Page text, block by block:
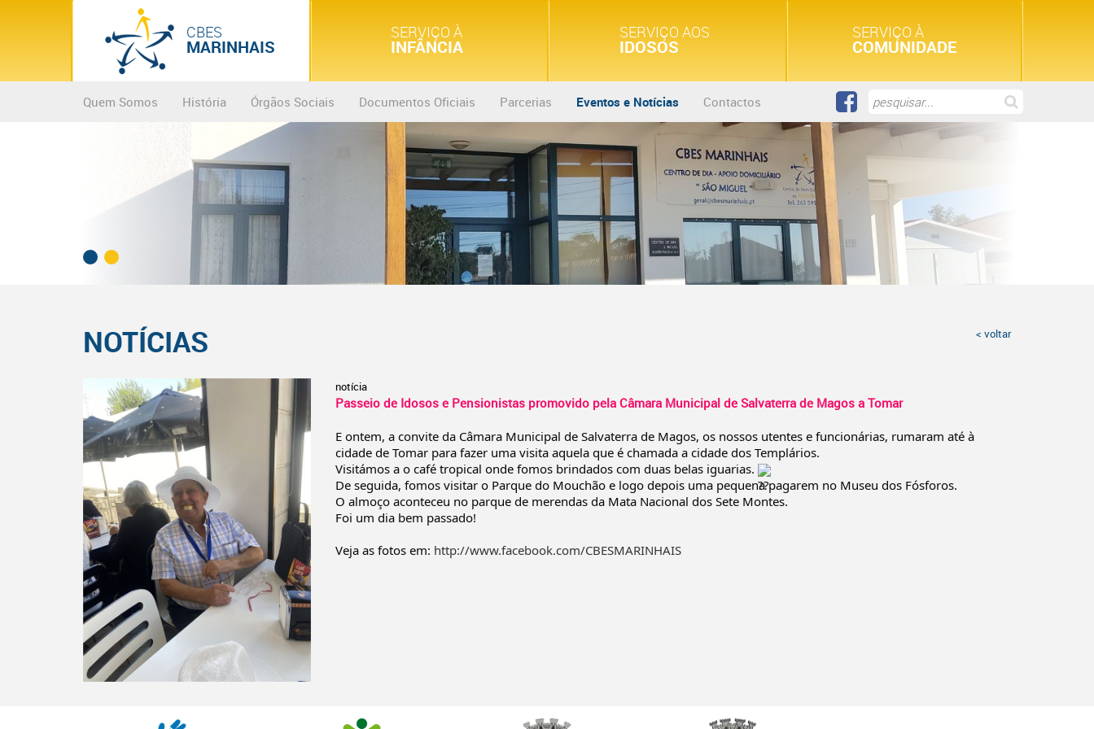
CBES
MARINHAIS
SERVIÇO À
INFÂNCIA
SERVIÇO AOS
IDOSOS
SERVIÇO À
COMUNIDADE
Quem Somos História Órgãos Sociais Documentos Oficiais Parcerias Eventos e Notícias Contactos
NOTÍCIAS < voltar
notícia
Passeio de Idosos e Pensionistas promovido pela Câmara Municipal de Salvaterra de Magos a Tomar
E ontem, a convite da Câmara Municipal de Salvaterra de Magos, os nossos utentes e funcionárias, rumaram até à
cidade de Tomar para fazer uma visita aquela que é chamada a cidade dos Templários.
Visitámos a o café tropical onde fomos brindados com duas belas iguarias.
De seguida, fomos visitar o Parque do Mouchão e logo depois uma pequena pagarem no Museu dos Fósforos.
O almoço aconteceu no parque de merendas da Mata Nacional dos Sete Montes.
Foi um dia bem passado!
Veja as fotos em: http://www.facebook.com/CBESMARINHAIS